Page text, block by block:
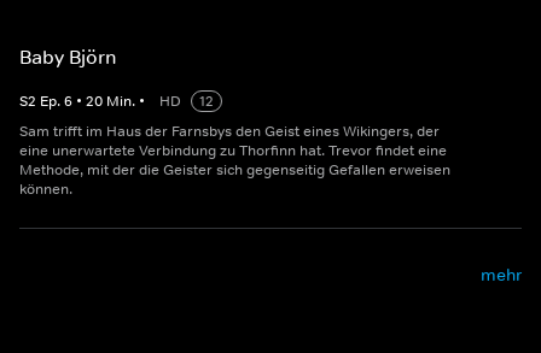
Baby Björn
S2 Ep.6 • 20 Min. • HD
12
Sam trifft im Haus der Farnsbys den Geist eines Wikingers, der
eine unerwartete Verbindung zu Thorfinn hat. Trevor findet eine
Methode, mit der die Geister sich gegenseitig Gefallen erweisen
können.
mehr